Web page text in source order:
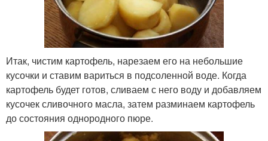
Итак, чистим картофель, нарезаем его на небольшие
кусочки и ставим вариться в подсоленной воде. Когда
картофель будет готов, сливаем с него воду и добавляем
кусочек сливочного масла, затем разминаем картофель
до состояния однородного пюре.